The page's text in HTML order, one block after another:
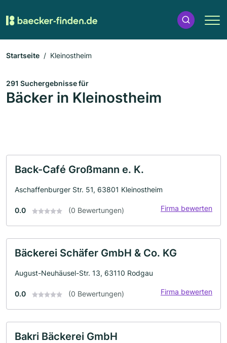
Startseite Kleinostheim
291 Suchergebnisse für
Bäcker in Kleinostheim
Back-Café Großmann e. K.
Aschaffenburger Str. 51, 63801 Kleinostheim
0.0 (0 Bewertungen) Firma bewerten
Bäckerei Schäfer GmbH & Co. KG
August-Neuhäusel-Str. 13, 63110 Rodgau
0.0 (0 Bewertungen) Firma bewerten
Bakri Bäckerei GmbH